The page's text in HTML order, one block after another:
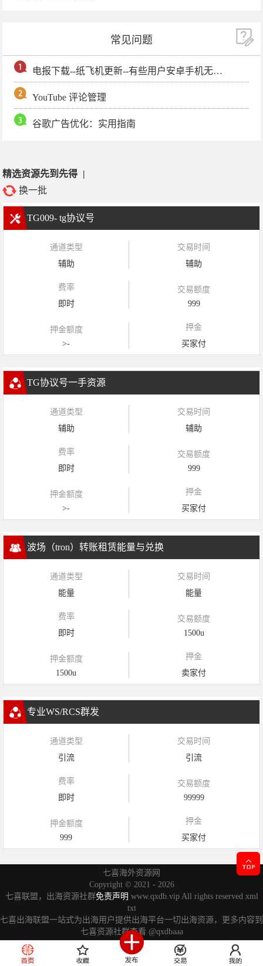
常见问题
电报下载--纸飞机更新--有些用户安卓手机无法更新电报软件
YouTube 评论管理
谷歌广告优化：实用指南
精选资源先到先得 |
换一批
TG009- tg协议号
通道类型
辅助
交易时间
辅助
费率
即时
交易额度
999
押金额度
>-
押金
买家付
TG协议号一手资源
通道类型
辅助
交易时间
辅助
费率
即时
交易额度
999
押金额度
>-
押金
买家付
波场（tron）转账租赁能量与兑换
通道类型
能量
交易时间
能量
费率
即时
交易额度
1500u
押金额度
1500u
押金
卖家付
专业WS/RCS群发
通道类型
引流
交易时间
引流
费率
即时
交易额度
99999
押金额度
999
押金
买家付
七喜海外资源网
Copyright © 2021 - 2026
七喜联盟，出海资源社群免责声明 www.qxdb.vip All rights reserved xml
txt
七喜出海联盟一站式为出海用户提供出海平台一切出海资源，更多内容到
七喜资源社群查看 @qxdbaaa